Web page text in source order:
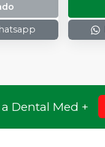
Dental Med +